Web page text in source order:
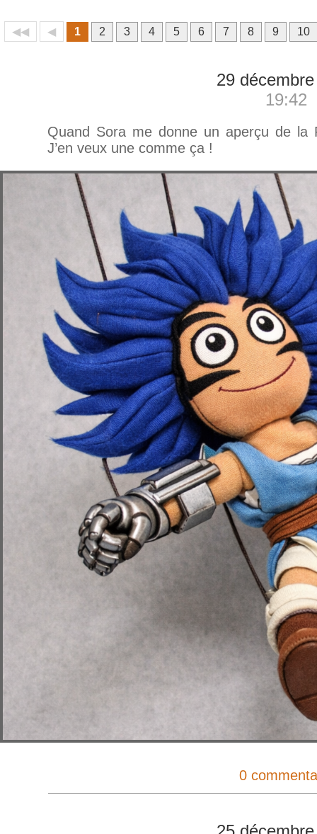
◀◀ ◀ 1 2 3 4 5 6 7 8 9 10
29
19:42
Quand Sora me donne un aperçu de la
J’en veux une comme ça !
0